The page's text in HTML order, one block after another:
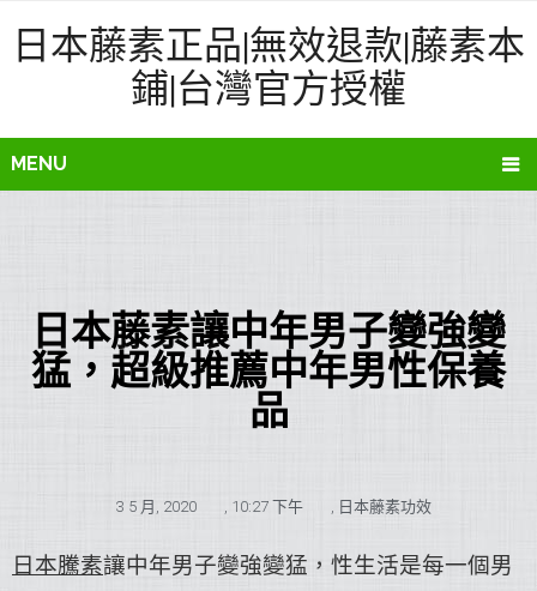
日本藤素正品|無效退款|藤素本
鋪|台灣官方授權
MENU
日本藤素讓中年男子變強變
猛，超級推薦中年男性保養
品
3 5 月, 2020 , 10:27 下午 , 日本藤素功效
日本騰素讓中年男子變強變猛，性生活是每一個男